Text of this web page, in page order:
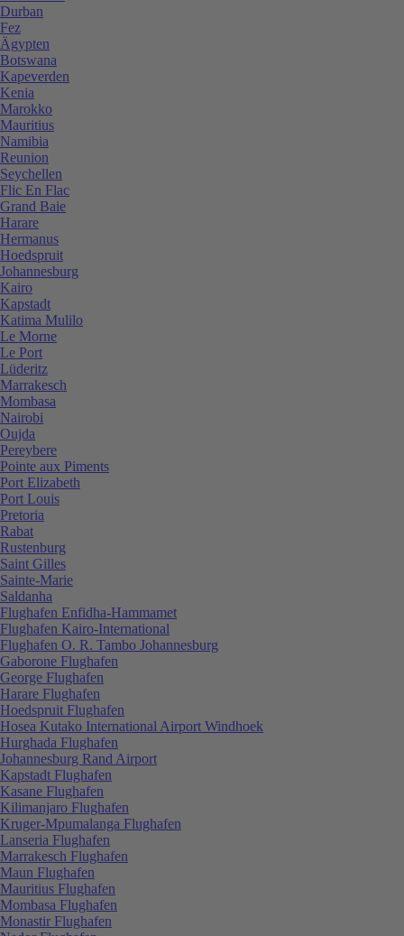
Durban
Fez
Ägypten
Botswana
Kapeverden
Kenia
Marokko
Mauritius
Namibia
Reunion
Seychellen
Flic En Flac
Grand Baie
Harare
Hermanus
Hoedspruit
Johannesburg
Kairo
Kapstadt
Katima Mulilo
Le Morne
Le Port
Lüderitz
Marrakesch
Mombasa
Nairobi
Oujda
Pereybere
Pointe aux Piments
Port Elizabeth
Port Louis
Pretoria
Rabat
Rustenburg
Saint Gilles
Sainte-Marie
Saldanha
Flughafen Enfidha-Hammamet
Flughafen Kairo-International
Flughafen O. R. Tambo Johannesburg
Gaborone Flughafen
George Flughafen
Harare Flughafen
Hoedspruit Flughafen
Hosea Kutako International Airport Windhoek
Hurghada Flughafen
Johannesburg Rand Airport
Kapstadt Flughafen
Kasane Flughafen
Kilimanjaro Flughafen
Kruger-Mpumalanga Flughafen
Lanseria Flughafen
Marrakesch Flughafen
Maun Flughafen
Mauritius Flughafen
Mombasa Flughafen
Monastir Flughafen